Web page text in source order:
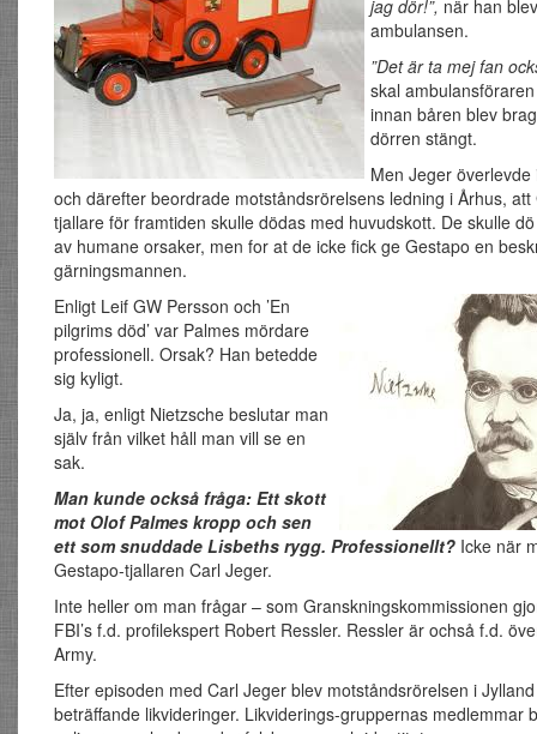
jag dör!”, när han
ambulansen.
”Det är ta mej fan
skal
innan båren blev
dörren stängt.
Men Jeger överlevde
och därefter beordrade motståndsrörelsens ledning i Århus, att
tjallare för framtiden skulle dödas med huvudskott. De skulle
av humane orsaker, men for at de icke fick ge Gestapo en
gärningsmannen.
Enligt Leif GW Persson och ’En
pilgrims död’ var Palmes mördare
professionell. Orsak? Han betedde
sig kyligt.
Ja, ja, enligt Nietzsche beslutar man
själv från vilket håll man vill se en
sak.
Man kunde också fråga: Ett skott
mot Olof Palmes kropp och sen
ett som snuddade Lisbeths rygg. Professionellt? Icke när
Gestapo-tjallaren Carl Jeger.
Inte heller om man frågar – som Granskningskommissionen
FBI’s f.d. profilekspert Robert Ressler. Ressler är ochså f.d.
Army.
Efter episoden med Carl Jeger blev motståndsrörelsen i
beträffande likvideringer. Likviderings-gruppernas medlemmar